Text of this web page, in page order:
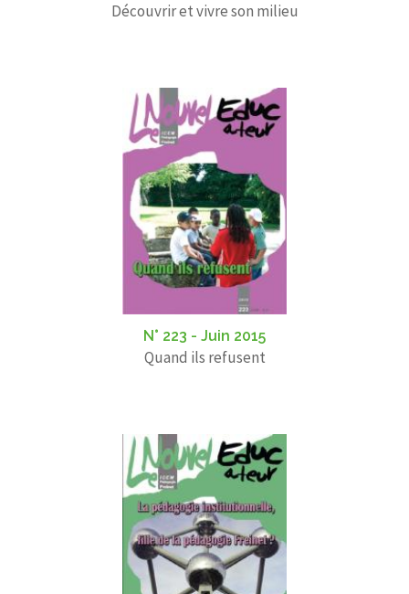
Découvrir et vivre son milieu
N° 223 - Juin 2015
Quand ils refusent